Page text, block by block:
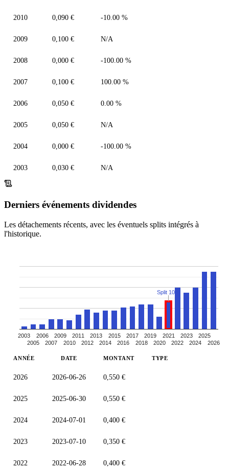
2010 0,090 € -10.00 %
2009 0,100 € N/A
2008 0,000 € -100.00 %
2007 0,100 € 100.00 %
2006 0,050 € 0.00 %
2005 0,050 € N/A
2004 0,000 € -100.00 %
2003 0,030 € N/A
Derniers événements dividendes
Les détachements récents, avec les éventuels splits intégrés à
l'historique.
2003
2005
2006
2007
2009
2010
2011
2012
2013
2014
2015
2016
2017
2018
2019
2020
2021
2022
2023
2024
2025
2026
Split 10:1
ANNÉE DATE MONTANT TYPE
2026 2026-06-26 0,550 €
2025 2025-06-30 0,550 €
2024 2024-07-01 0,400 €
2023 2023-07-10 0,350 €
2022 2022-06-28 0,400 €